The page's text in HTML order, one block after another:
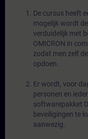
De cursus heeft
mogelijk wordt
verduidelijk met
OMICRON in
zodat men zelf
opdoen.
Er wordt, voor
personen en
softwarepakket
beveiligingen te
aanwezig.